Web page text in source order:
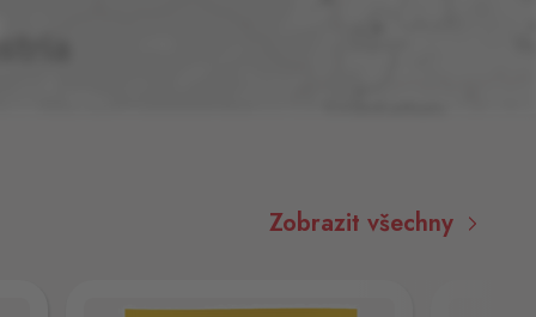
Zobrazit všechny